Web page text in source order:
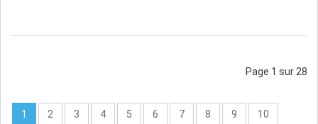
Page 1 sur 28
1 2 3 4 5 6 7 8 9 10